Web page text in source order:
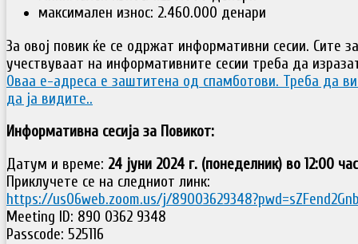
максимален износ: 2.460.000 денари
За овој повик ќе се одржат информативни сесии. Сите
учествуваат на информативните сесии треба да
Оваа е-адреса е заштитена од спамботови. Треба да
да ја видите..
Информативна сесија за Повикот:
Датум и време: 24 јуни 2024 г. (понеделник) во 12:00
Приклучете се на следниот линк:
https://us06web.zoom.us/j/
Meeting ID: 890 0362 9348
Passcode: 525116